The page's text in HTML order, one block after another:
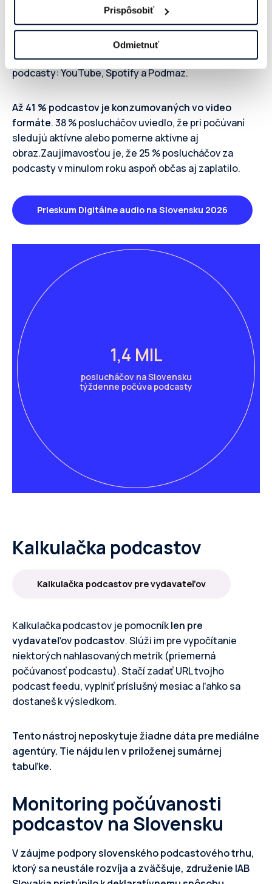
Prispôsobiť
Odmietnuť
47 % ľudí s príjmom nad 1 500 € ich počúva aspoň raz
týždenne a 64 % aspoň raz mesačne.
Najvyužívanejšie platformy, cez ktoré sa počúvajú
podcasty: YouTube, Spotify a Podmaz.
Až 41 % podcastov je konzumovaných vo video
formáte. 38 % poslucháčov uviedlo, že pri počúvaní
sledujú aktívne alebo pomerne aktívne aj
obraz.Zaujímavosťou je, že 25 % poslucháčov za
podcasty v minulom roku aspoň občas aj zaplatilo.
Prieskum Digitálne audio na Slovensku 2026
1,4 MIL
poslucháčov na Slovensku
týždenne počúva podcasty
Kalkulačka podcastov
Kalkulačka podcastov pre vydavateľov
Kalkulačka podcastov je pomocníklen pre
vydavateľov podcastov. Slúži im pre vypočítanie
niektorých nahlasovaných metrík (priemerná
počúvanosť podcastu). Stačí zadať URL tvojho
podcast feedu, vyplniť príslušný mesiac a ľahko sa
dostaneš k výsledkom.
Tento nástroj neposkytuje žiadne dáta pre mediálne
agentúry. Tie nájdu len v priloženej sumárnej
tabuľke.
Monitoring počúvanosti
podcastov na Slovensku
V záujme podpory slovenského podcastového trhu,
ktorý sa neustále rozvíja a zväčšuje, združenie IAB